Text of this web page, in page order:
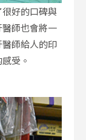
好的口碑與
師也會將一
師給人的印
受。